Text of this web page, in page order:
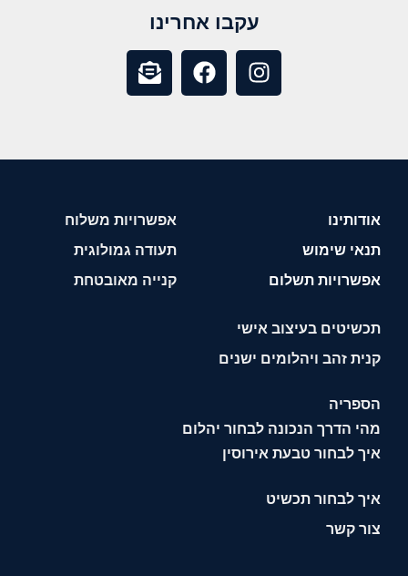
עקבו אחרינו
אודותינו
תנאי שימוש
אפשרויות תשלום
אפשרויות משלוח
תעודה גמולוגית
קנייה מאובטחת
תכשיטים בעיצוב אישי
קנית זהב ויהלומים ישנים
הספריה
מהי הדרך הנכונה לבחור יהלום
איך לבחור טבעת אירוסין
איך לבחור תכשיט
צור קשר